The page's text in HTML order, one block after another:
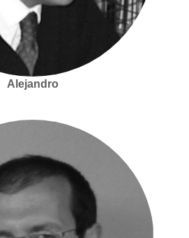
Alejandro